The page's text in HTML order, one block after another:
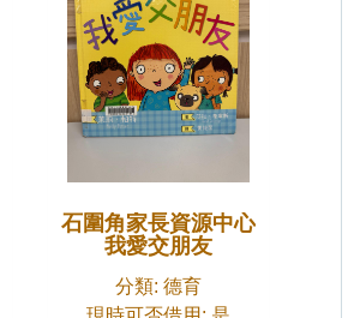
石圍角家長資源中心
我愛交朋友
分類: 德育